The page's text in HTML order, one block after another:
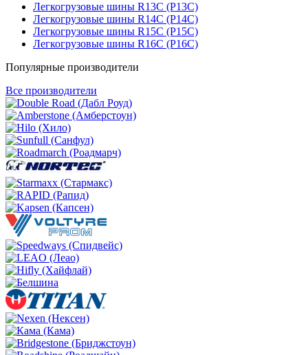
Легкогрузовые шины R13C (Р13С)
Легкогрузовые шины R14C (Р14С)
Легкогрузовые шины R15C (Р15С)
Легкогрузовые шины R16C (Р16С)
Популярные производители
Все производители